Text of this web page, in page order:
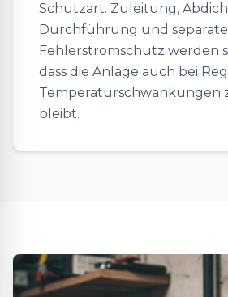
Schutzart. Zuleitung,
Durchführung und
Fehlerstromschutz werden
dass die Anlage auch bei
Temperaturschwankungen
bleibt.